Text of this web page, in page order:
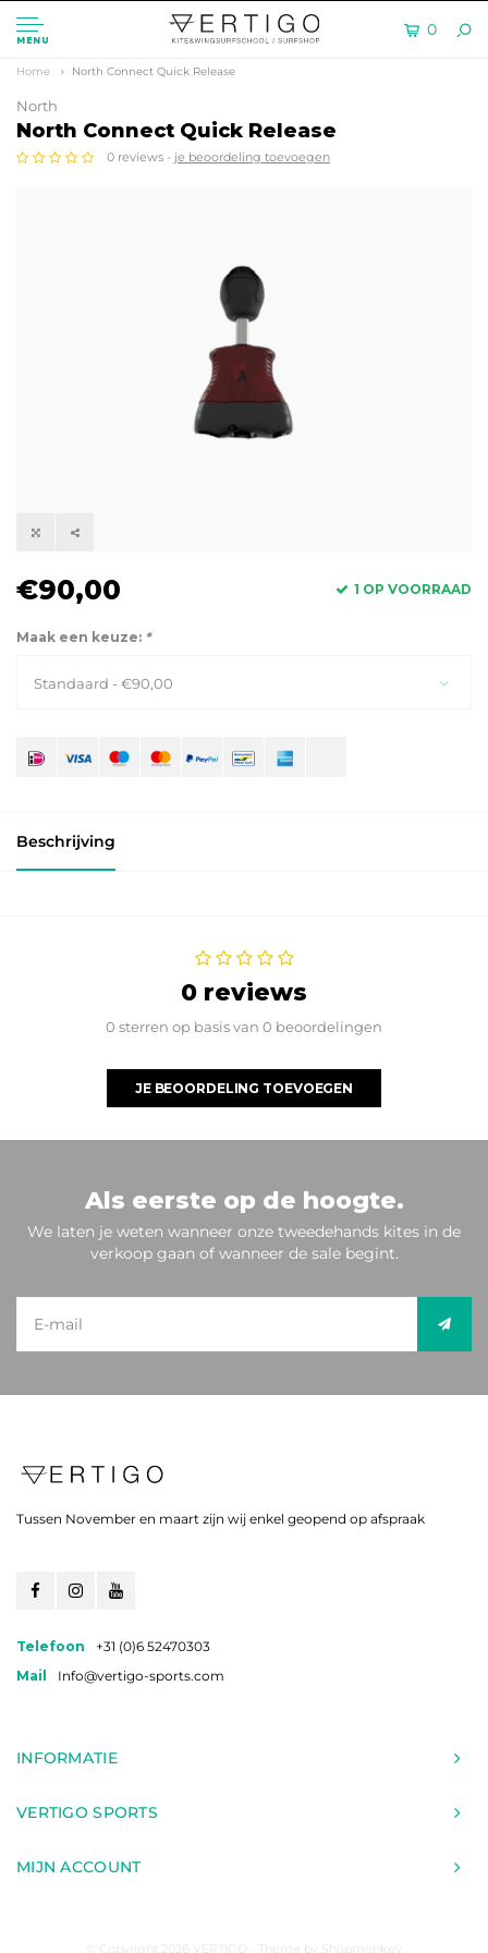
MENU
0
Home North Connect Quick Release
North
North Connect Quick Release
0 reviews - je beoordeling toevoegen
€90,00 1 OP VOORRAAD
Maak een keuze: *
Standaard - €90,00
Beschrijving
0 reviews
0 sterren op basis van 0 beoordelingen
JE BEOORDELING TOEVOEGEN
Als eerste op de hoogte.
We laten je weten wanneer onze tweedehands kites in de
verkoop gaan of wanneer de sale begint.
Tussen November en maart zijn wij enkel geopend op afspraak
Telefoon
+31 (0)6 52470303
Mail
Info@vertigo-sports.com
INFORMATIE
VERTIGO SPORTS
MIJN ACCOUNT
© Copyright 2026 VERTIGO - Theme by Shopmonkey